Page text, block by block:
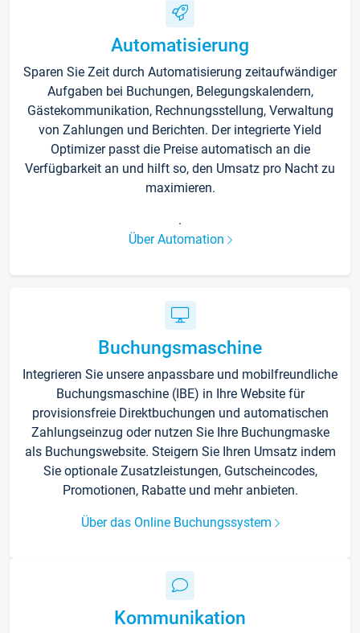
Automatisierung
Sparen Sie Zeit durch Automatisierung zeitaufwändiger
Aufgaben bei Buchungen, Belegungskalendern,
Gästekommunikation, Rechnungsstellung, Verwaltung
von Zahlungen und Berichten. Der integrierte Yield
Optimizer passt die Preise automatisch an die
Verfügbarkeit an und hilft so, den Umsatz pro Nacht zu
maximieren.
.
Über Automation
Buchungsmaschine
Integrieren Sie unsere anpassbare und mobilfreundliche
Buchungsmaschine (IBE) in Ihre Website für
provisionsfreie Direktbuchungen und automatischen
Zahlungseinzug oder nutzen Sie Ihre Buchungmaske
als Buchungswebsite. Steigern Sie Ihren Umsatz indem
Sie optionale Zusatzleistungen, Gutscheincodes,
Promotionen, Rabatte und mehr anbieten.
Über das Online Buchungssystem
Kommunikation